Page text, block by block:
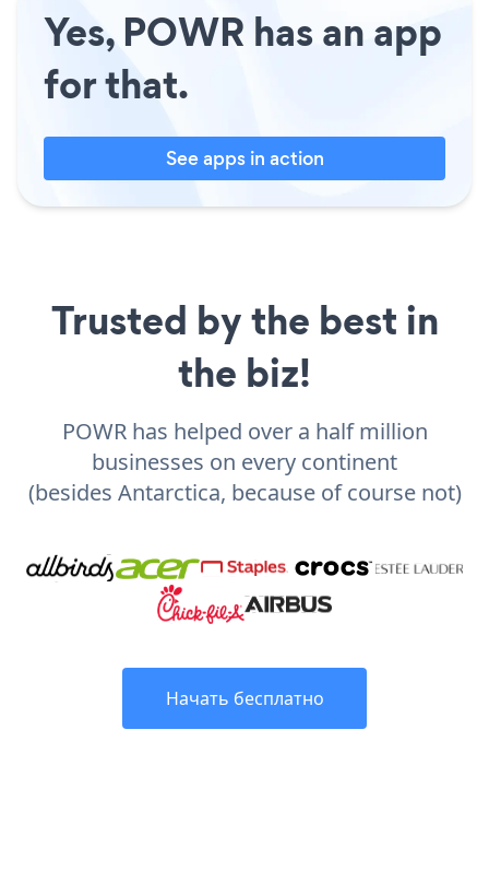
Yes, POWR has an app
for that.
See apps in action
Trusted by the best in
the biz!
POWR has helped over a half million
businesses on every continent
(besides Antarctica, because of course not)
Начать бесплатно